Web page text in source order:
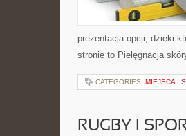
prezentacja opcji, dzięki
stronie to Pielęgnacja
CATEGORIES: MIEJSCA I
RUGBY I